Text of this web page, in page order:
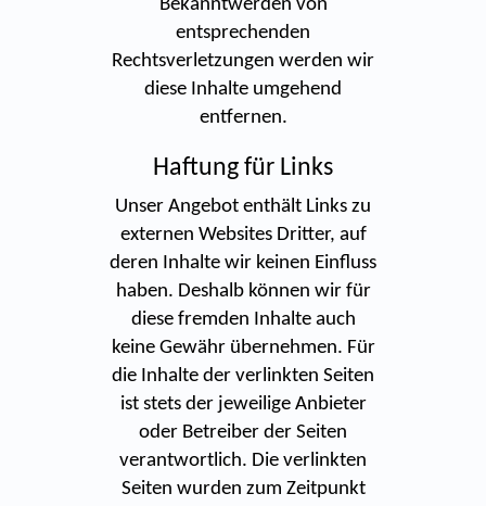
Bekanntwerden von
entsprechenden
Rechtsverletzungen werden wir
diese Inhalte umgehend
entfernen.
Haftung für Links
Unser Angebot enthält Links zu
externen Websites Dritter, auf
deren Inhalte wir keinen Einfluss
haben. Deshalb können wir für
diese fremden Inhalte auch
keine Gewähr übernehmen. Für
die Inhalte der verlinkten Seiten
ist stets der jeweilige Anbieter
oder Betreiber der Seiten
verantwortlich. Die verlinkten
Seiten wurden zum Zeitpunkt